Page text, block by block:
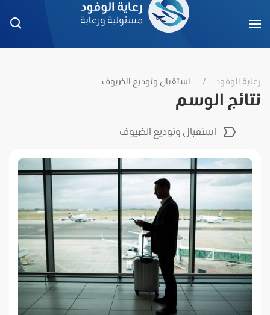
رعاية الوفود استقبال وتوديع الضيوف
نتائج الوسم
استقبال وتوديع الضيوف